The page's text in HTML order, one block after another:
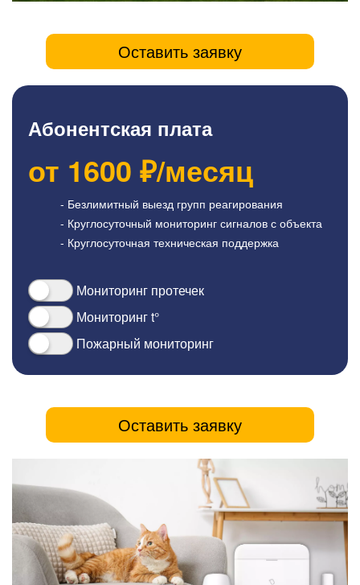
Оставить заявку
Абонентская плата
от 1600 ₽/месяц
- Безлимитный выезд групп реагирования
- Круглосуточный мониторинг сигналов с объекта
- Круглосуточная техническая поддержка
Мониторинг протечек
Мониторинг t°
Пожарный мониторинг
Оставить заявку